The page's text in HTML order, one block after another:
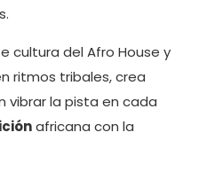
cultura del Afro House y
ritmos tribales, crea
vibrar la pista en cada
africana con la